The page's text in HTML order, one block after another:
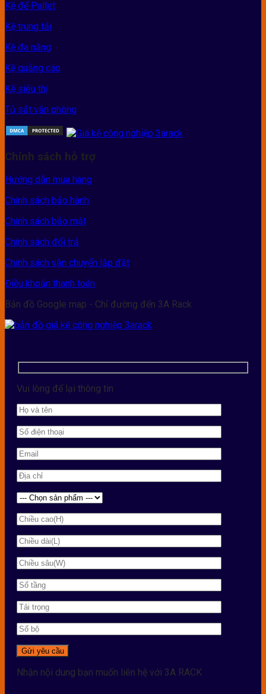
Kệ để Pallet
Kệ trung tải
Kệ đa năng
Kệ quảng cáo
Kệ siêu thị
Tủ sắt văn phòng
Chính sách hỗ trợ
Hướng dẫn mua hàng
Chính sách bảo hành
Chính sách bảo mật
Chính sách đổi trả
Chính sách vận chuyển lắp đặt
Điều khoản thanh toán
Bản đồ Google map - Chỉ đường đến 3A Rack
Vui lòng để lại thông tin
Nhận nội dung bạn muốn liên hệ với 3A RACK